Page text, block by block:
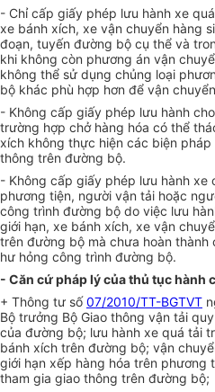
- Chỉ cấp giấy phép lưu hành xe
xe bánh xích, xe vận chuyển hàng
đoạn, tuyến đường bộ cụ thể và
khi không còn phương án vận
không thể sử dụng chủng loại
bộ khác phù hợp hơn để vận
- Không cấp giấy phép lưu hành
trường hợp chở hàng hóa có thể
xích không thực hiện các biện
thông trên đường bộ.
- Không cấp giấy phép lưu hành xe
phương tiện, người vận tải hoặc
công trình đường bộ do việc lưu
giới hạn, xe bánh xích, xe vận
trên đường bộ mà chưa hoàn
hư hỏng công trình đường bộ.
- Căn cứ pháp lý của thủ tục hành
+ Thông tư số07/2010/TT-BGTVT
Bộ trưởng Bộ Giao thông vận tải
của đường bộ; lưu hành xe quá tải
bánh xích trên đường bộ; vận
giới hạn xếp hàng hóa trên phương
tham gia giao thông trên đường bộ;